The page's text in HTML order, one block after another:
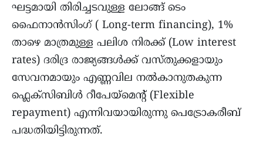
ഘട്ടമായി തിരിച്ചടവുള്ള ലോങ്ങ് ടെം
ഫൈനാൻസിംഗ് ( Long-term financing), 1%
താഴെ മാത്രമുള്ള പലിശ നിരക്ക് (Low interest
rates) ദരിദ്ര രാജ്യങ്ങൾക്ക് വസ്തുക്കളായും
സേവനമായും എണ്ണവില നൽകാനുതകുന്ന
ഫ്ലെക്സിബിൾ റീപേയ്മെന്റ് (Flexible
repayment) എന്നിവയായിരുന്നു പെട്രോകരീബ്
പദ്ധതിയിട്ടിരുന്നത്.